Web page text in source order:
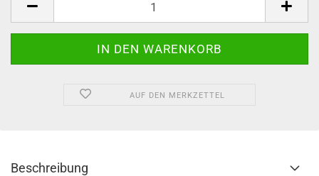
AUF DEN MERKZETTEL
Beschreibung